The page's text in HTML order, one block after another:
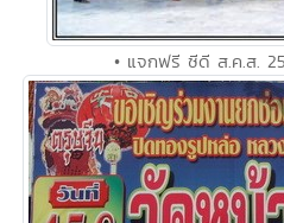
• แจกฟรี ซีดี ส.ค.ส.